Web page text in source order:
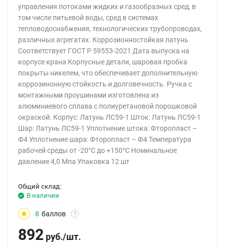
управления потоками жидких и газообразных сред, в
том числе питьевой воды, сред в системах
тепловодоснабжения, технологических трубопроводах,
различных агрегатах. Коррозионностойкая латунь
Соответствует ГОСТ Р 59553-2021 Дата выпуска на
корпусе крана Корпусные детали, шаровая пробка
покрыты никелем, что обеспечивает дополнительную
коррозинонную стойкость и долговечность. Ручка с
монтажными проушинами изготовлена из
алюминиевого сплава с полиуретановой порошковой
окраской. Корпус: Латунь ЛС59-1 Шток: Латунь ЛС59-1
Шар: Латунь ЛС59-1 Уплотнение штока: Фторопласт –
Ф4 Уплотнение шара: Фторопласт – Ф4 Температура
рабочей среды от -20°С до +150°С Номинальное
давление 4,0 Мпа Упаковка 12 шт
Общий склад:
В наличии
8 баллов ?
892 руб./шт.